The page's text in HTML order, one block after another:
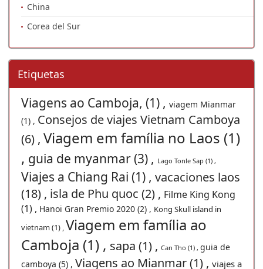
China
Corea del Sur
Etiquetas
Viagens ao Camboja, (1) , viagem Mianmar
(1) , Consejos de viajes Vietnam Camboya
(6) , Viagem em família no Laos (1)
, guia de myanmar (3) , Lago Tonle Sap (1) ,
Viajes a Chiang Rai (1) , vacaciones laos
(18) , isla de Phu quoc (2) , Filme King Kong
(1) , Hanoi Gran Premio 2020 (2) , Kong Skull island in
vietnam (1) ,Viagem em família ao
Camboja (1) , sapa (1) , Can Tho (1) , guia de
camboya (5) , Viagens ao Mianmar (1) , viajes a